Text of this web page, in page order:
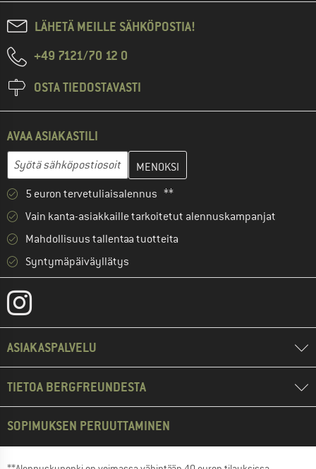
LÄHETÄ MEILLE SÄHKÖPOSTIA!
+49 7121/70 12 0
OSTA TIEDOSTAVASTI
AVAA ASIAKASTILI
Sähköpostiosoite
Anna sähköpostiosoitteesi ja luo seuraavassa vaiheessa
5 euron tervetuliaisalennus **
Vain kanta-asiakkaille tarkoitetut alennuskampanjat
Mahdollisuus tallentaa tuotteita
Syntymäpäiväyllätys
ASIAKASPALVELU
TIETOA BERGFREUNDESTA
SOPIMUKSEN PERUUTTAMINEN